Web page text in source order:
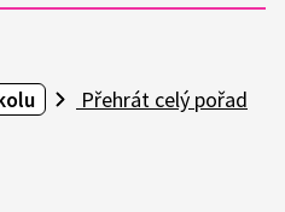
Přehrát celý pořad